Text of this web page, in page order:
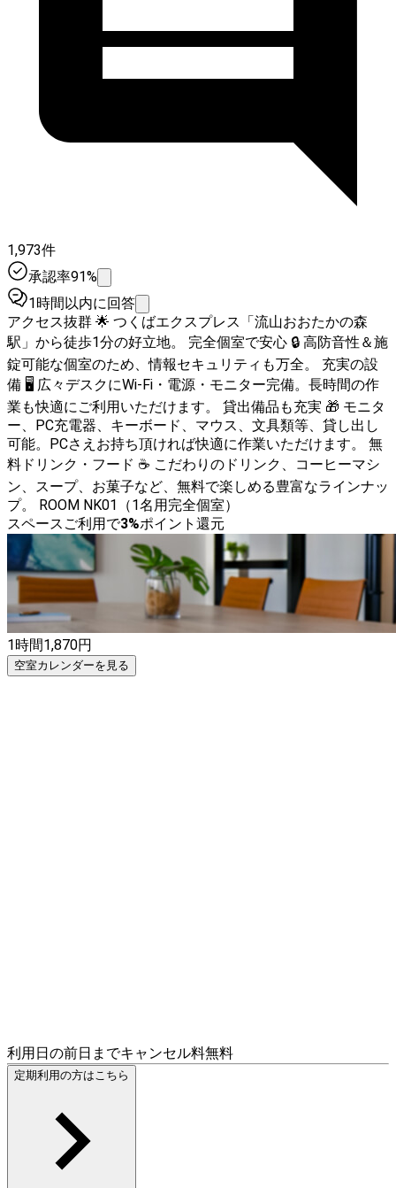
1,973件
承認率91%
1時間以内に回答
アクセス抜群 🌟 つくばエクスプレス「流山おおたかの森
駅」から徒歩1分の好立地。 完全個室で安心 🔒 高防音性＆施
錠可能な個室のため、情報セキュリティも万全。 充実の設
備 🖥️ 広々デスクにWi-Fi・電源・モニター完備。長時間の作
業も快適にご利用いただけます。 貸出備品も充実 🎁 モニタ
ー、PC充電器、キーボード、マウス、文具類等、貸し出し
可能。PCさえお持ち頂ければ快適に作業いただけます。 無
料ドリンク・フード ☕ こだわりのドリンク、コーヒーマシ
ン、スープ、お菓子など、無料で楽しめる豊富なラインナッ
プ。 ROOM NK01（1名用完全個室）
スペースご利用で3%ポイント還元
1時間1,870円
空室カレンダーを見る
利用日の前日までキャンセル料無料
定期利用の方はこちら